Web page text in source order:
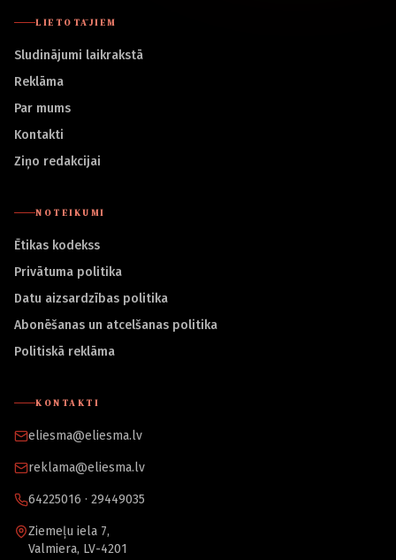
LIETOTĀJIEM
Sludinājumi laikrakstā
Reklāma
Par mums
Kontakti
Ziņo redakcijai
NOTEIKUMI
Ētikas kodekss
Privātuma politika
Datu aizsardzības politika
Abonēšanas un atcelšanas politika
Politiskā reklāma
KONTAKTI
eliesma@eliesma.lv
reklama@eliesma.lv
64225016 · 29449035
Ziemeļu iela 7,
Valmiera, LV-4201